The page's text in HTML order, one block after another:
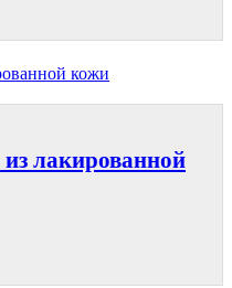
лакированной